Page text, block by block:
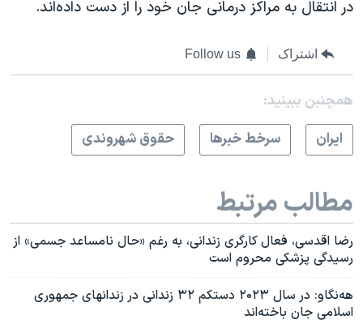
در انتقال به مراکز درمانی جان خود را از دست داده‌اند.
اشتراک Follow us
همچنبن ببینید:
ايران
سرخط خبرها حقوق شهروندی
مطالب مرتبط
رضا اقدسی، فعال کارگری زندانی، به رغم «حال نامساعد جسمی» از
رسیدگی پزشکی محروم است
هه‌نگاو: در سال ۲۰۲۳ دستکم ۳۲ زندانی در زندانهای جمهوری
اسلامی جان ‌باخته‌اند